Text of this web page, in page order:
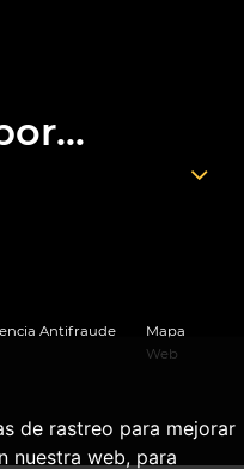
de rastreo para mejorar
nuestra web, para
Antifraude
Mapa
Web